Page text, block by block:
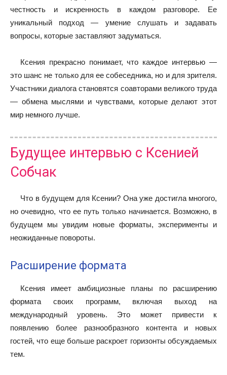
честность и искренность в каждом разговоре. Ее
уникальный подход — умение слушать и задавать
вопросы, которые заставляют задуматься.
Ксения прекрасно понимает, что каждое интервью —
это шанс не только для ее собеседника, но и для зрителя.
Участники диалога становятся соавторами великого труда
— обмена мыслями и чувствами, которые делают этот
мир немного лучше.
Будущее интервью с Ксенией
Собчак
Что в будущем для Ксении? Она уже достигла многого,
но очевидно, что ее путь только начинается. Возможно, в
будущем мы увидим новые форматы, эксперименты и
неожиданные повороты.
Расширение формата
Ксения имеет амбициозные планы по расширению
формата своих программ, включая выход на
международный уровень. Это может привести к
появлению более разнообразного контента и новых
гостей, что еще больше раскроет горизонты обсуждаемых
тем.